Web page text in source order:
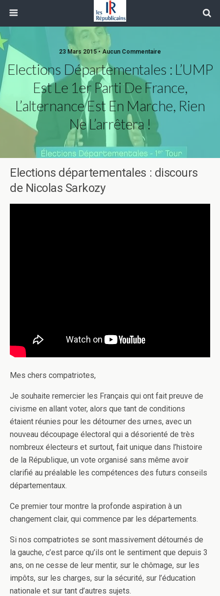
23 Mars 2015 • Aucun Commentaire
Elections Départementales : L’UMP
Est Le 1er Parti De France,
L’alternance Est En Marche, Rien
Ne L’arrêtera !
Elections départementales : discours
de Nicolas Sarkozy
Mes chers compatriotes,
Je souhaite remercier les Français qui ont fait preuve de
civisme en allant voter, alors que tant de conditions
étaient réunies pour les détourner des urnes, avec un
nouveau découpage électoral qui a désorienté de très
nombreux électeurs et surtout, fait unique dans l’histoire
de la République, un vote organisé sans même avoir
clarifié au préalable les compétences des futurs conseils
départementaux.
Ce premier tour montre la profonde aspiration à un
changement clair, qui commence par les départements.
Si nos compatriotes se sont massivement détournés de
la gauche, c’est parce qu’ils ont le sentiment que depuis 3
ans, on ne cesse de leur mentir, sur le chômage, sur les
impôts, sur les charges, sur la sécurité, sur l’éducation
nationale et sur tant d’autres sujets.